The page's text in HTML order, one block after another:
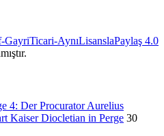
GayriTicari-AynıLisanslaPaylaş 4.0
4: Der Procurator Aurelius
Kaiser Diocletian in Perge 30